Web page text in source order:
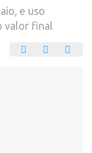
e uso
valor final